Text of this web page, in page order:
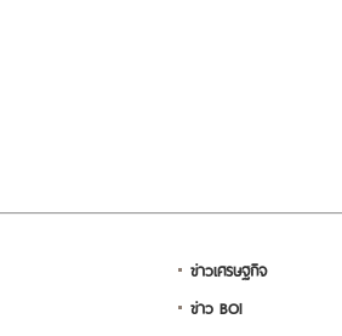
ข่าวเศรษฐกิจ
ข่าว BOI